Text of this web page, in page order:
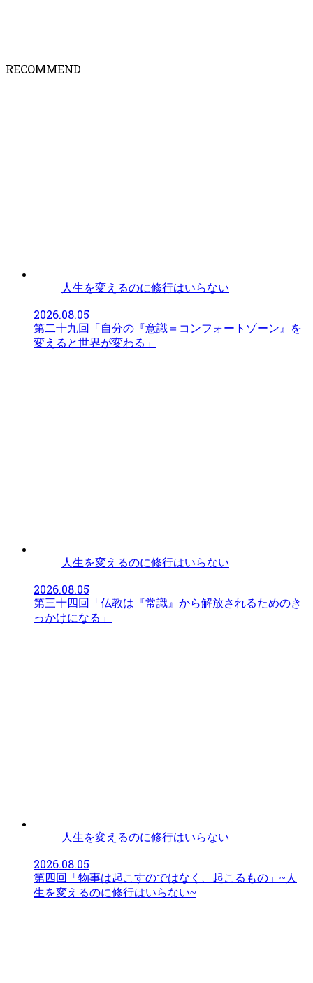
RECOMMEND
人生を変えるのに修行はいらない
2026.08.05
第二十九回「自分の『意識＝コンフォートゾーン』を
変えると世界が変わる」
人生を変えるのに修行はいらない
2026.08.05
第三十四回「仏教は『常識』から解放されるためのき
っかけになる」
人生を変えるのに修行はいらない
2026.08.05
第四回「物事は起こすのではなく、起こるもの」~人
生を変えるのに修行はいらない~